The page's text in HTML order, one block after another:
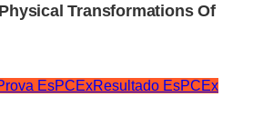
EsPCExResultado EsPCEx